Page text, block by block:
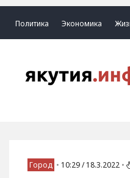
Политика Экономика
Город • 10:29 / 18.3.2022 •